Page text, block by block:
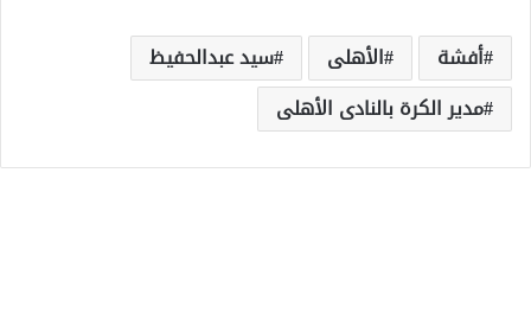
أفشة الأهلى
سيد عبدالحفيظ
مدير الكرة بالنادى الأهلى